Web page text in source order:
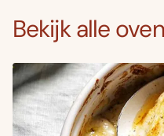
Bekijk alle